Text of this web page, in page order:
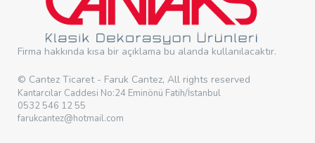
Firma hakkında kısa bir açıklama bu alanda kullanılacaktır.
© Cantez Ticaret - Faruk Cantez, All rights reserved
Kantarcılar Caddesi No:24 Eminönü Fatih/İstanbul
0532 546 12 55
farukcantez@hotmail.com